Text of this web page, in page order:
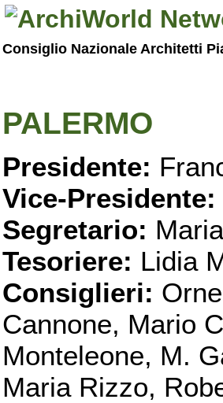
Consiglio Nazionale Architetti
PALERMO
Presidente:
Vice-Presidente:
Segretario:
Tesoriere: Lidia
Consiglieri:
Cannone, Mario
Monteleone, M.
Maria Rizzo,